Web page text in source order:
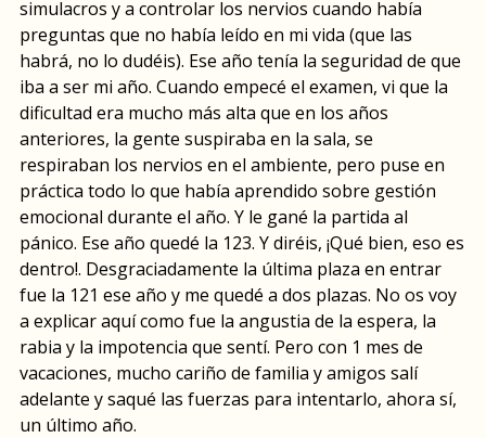
simulacros y a controlar los nervios cuando había
preguntas que no había leído en mi vida (que las
habrá, no lo dudéis). Ese año tenía la seguridad de que
iba a ser mi año. Cuando empecé el examen, vi que la
dificultad era mucho más alta que en los años
anteriores, la gente suspiraba en la sala, se
respiraban los nervios en el ambiente, pero puse en
práctica todo lo que había aprendido sobre gestión
emocional durante el año. Y le gané la partida al
pánico. Ese año quedé la 123. Y diréis, ¡Qué bien, eso es
dentro!. Desgraciadamente la última plaza en entrar
fue la 121 ese año y me quedé a dos plazas. No os voy
a explicar aquí como fue la angustia de la espera, la
rabia y la impotencia que sentí. Pero con 1 mes de
vacaciones, mucho cariño de familia y amigos salí
adelante y saqué las fuerzas para intentarlo, ahora sí,
un último año.